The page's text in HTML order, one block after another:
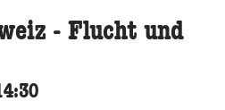
- Flucht und